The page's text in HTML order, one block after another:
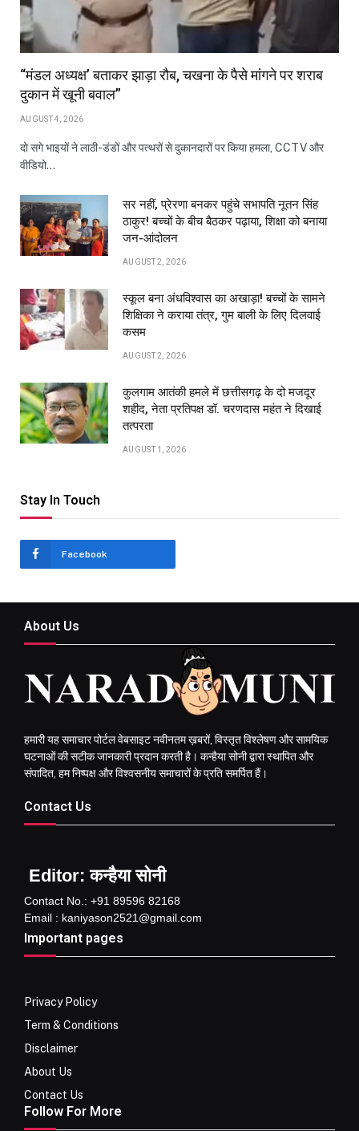
“मंडल अध्यक्ष’ बताकर झाड़ा रौब, चखना के पैसे मांगने पर शराब
दुकान में खूनी बवाल”
AUGUST 4, 2026
दो सगे भाइयों ने लाठी-डंडों और पत्थरों से दुकानदारों पर किया हमला, CCTV और
वीडियो…
सर नहीं, प्रेरणा बनकर पहुंचे सभापति नूतन सिंह
ठाकुर! बच्चों के बीच बैठकर पढ़ाया, शिक्षा को बनाया
जन-आंदोलन
AUGUST 2, 2026
स्कूल बना अंधविश्वास का अखाड़ा! बच्चों के सामने
शिक्षिका ने कराया तंत्र, गुम बाली के लिए दिलवाई
कसम
AUGUST 2, 2026
कुलगाम आतंकी हमले में छत्तीसगढ़ के दो मजदूर
शहीद, नेता प्रतिपक्ष डॉ. चरणदास महंत ने दिखाई
तत्परता
AUGUST 1, 2026
Stay In Touch
Facebook
About Us
हमारी यह समाचार पोर्टल वेबसाइट नवीनतम ख़बरों, विस्तृत विश्लेषण और सामयिक
घटनाओं की सटीक जानकारी प्रदान करती है। कन्हैया सोनी द्वारा स्थापित और
संपादित, हम निष्पक्ष और विश्वसनीय समाचारों के प्रति समर्पित हैं।
Contact Us
Editor: कन्हैया सोनी
Contact No.: +91 89596 82168
Email : kaniyason2521@gmail.com
Important pages
Privacy Policy
Term & Conditions
Disclaimer
About Us
Contact Us
Follow For More